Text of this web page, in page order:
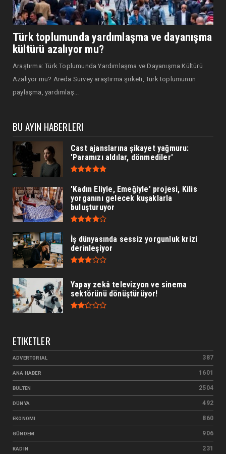
Türk toplumunda yardımlaşma ve dayanışma
kültürü azalıyor mu?
Araştırma: Türk Toplumunda Yardımlaşma ve Dayanışma Kültürü
Azalıyor mu? Areda Survey araştırma şirketi, Türk toplumunun
paylaşma, yardımlaş...
BU AYIN HABERLERI
Cast ajanslarına şikayet yağmuru:
'Paramızı aldılar, dönmediler'
'Kadın Eliyle, Emeğiyle' projesi, Kilis
yorganını gelecek kuşaklarla
buluşturuyor
İş dünyasında sessiz yorgunluk krizi
derinleşiyor
Yapay zekâ televizyon ve sinema
sektörünü dönüştürüyor!
ETIKETLER
ADVERTORIAL 387
ANA HABER 1601
BÜLTEN 2504
DÜNYA 492
EKONOMI 860
GÜNDEM 906
KADIN 231